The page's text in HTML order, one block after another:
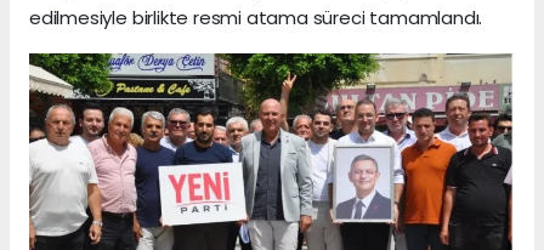
edilmesiyle birlikte resmi atama süreci tamamlandı.